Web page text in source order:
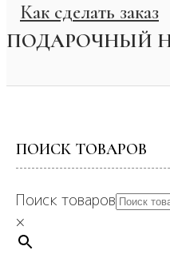
Как сделать заказ
ПОДАРОЧНЫЙ
ПОИСК ТОВАРОВ
Поиск товаров
×